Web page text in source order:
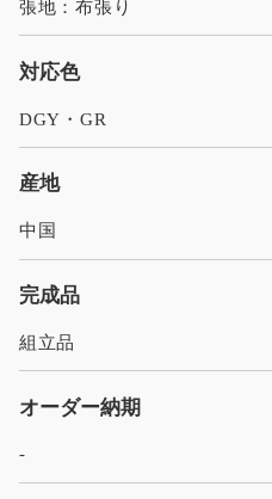
張地：布張り
対応色
DGY・GR
産地
中国
完成品
組立品
オーダー納期
-